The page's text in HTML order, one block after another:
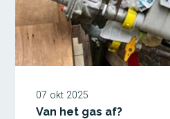
07 okt 2025
Van het gas af?